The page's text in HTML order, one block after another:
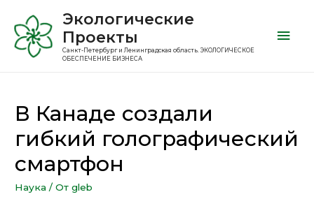
Экологические
Проекты
Санкт-Петербург и Ленинградская область. ЭКОЛОГИЧЕСКОЕ
ОБЕСПЕЧЕНИЕ БИЗНЕСА
В Канаде создали
гибкий голографический
смартфон
Наука / От gleb